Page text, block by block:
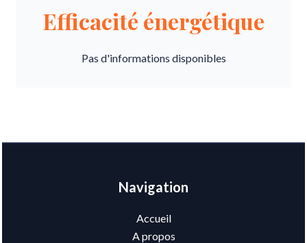
Efficacité énergétique
Pas d'informations disponibles
Navigation
Accueil
A propos